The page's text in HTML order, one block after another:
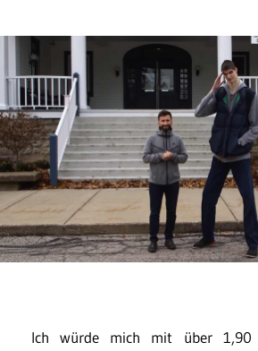
Ich würde mich mit über 1,90